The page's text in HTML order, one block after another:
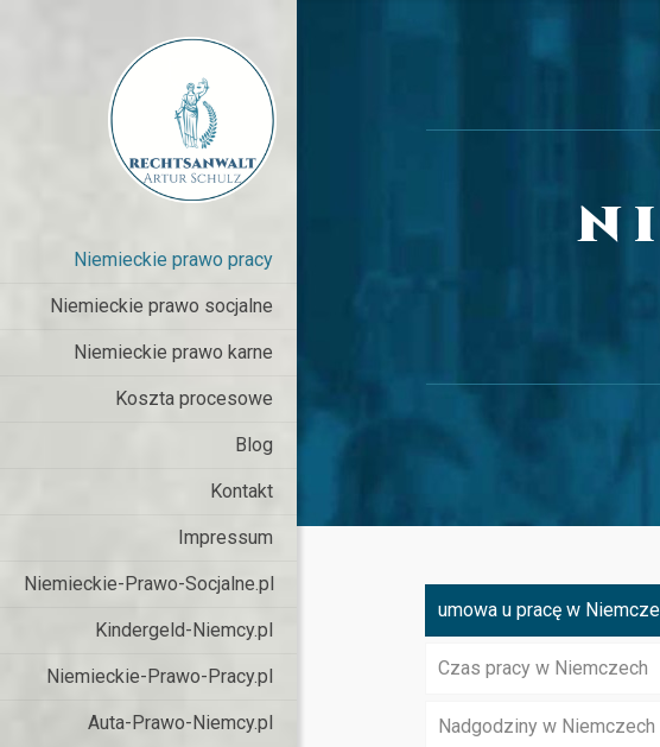
Niemieckie prawo pracy
Niemieckie prawo socjalne
Niemieckie prawo karne
Koszta procesowe
Blog
Kontakt
Impressum
Niemieckie-Prawo-Socjalne.pl
Kindergeld-Niemcy.pl
Niemieckie-Prawo-Pracy.pl
Auta-Prawo-Niemcy.pl
umowa u pracę w
Czas pracy w Niemczech
Nadgodziny w Niemczech